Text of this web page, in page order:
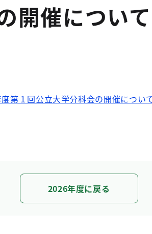
開催について
第１回公立大学分科会の開催につい
2026年度に戻る